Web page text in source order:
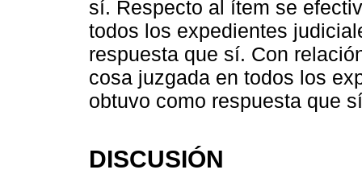
sí. Respecto al ítem se
todos los expedientes
respuesta que sí. Con
cosa juzgada en todos los
obtuvo como respuesta que
DISCUSIÓN